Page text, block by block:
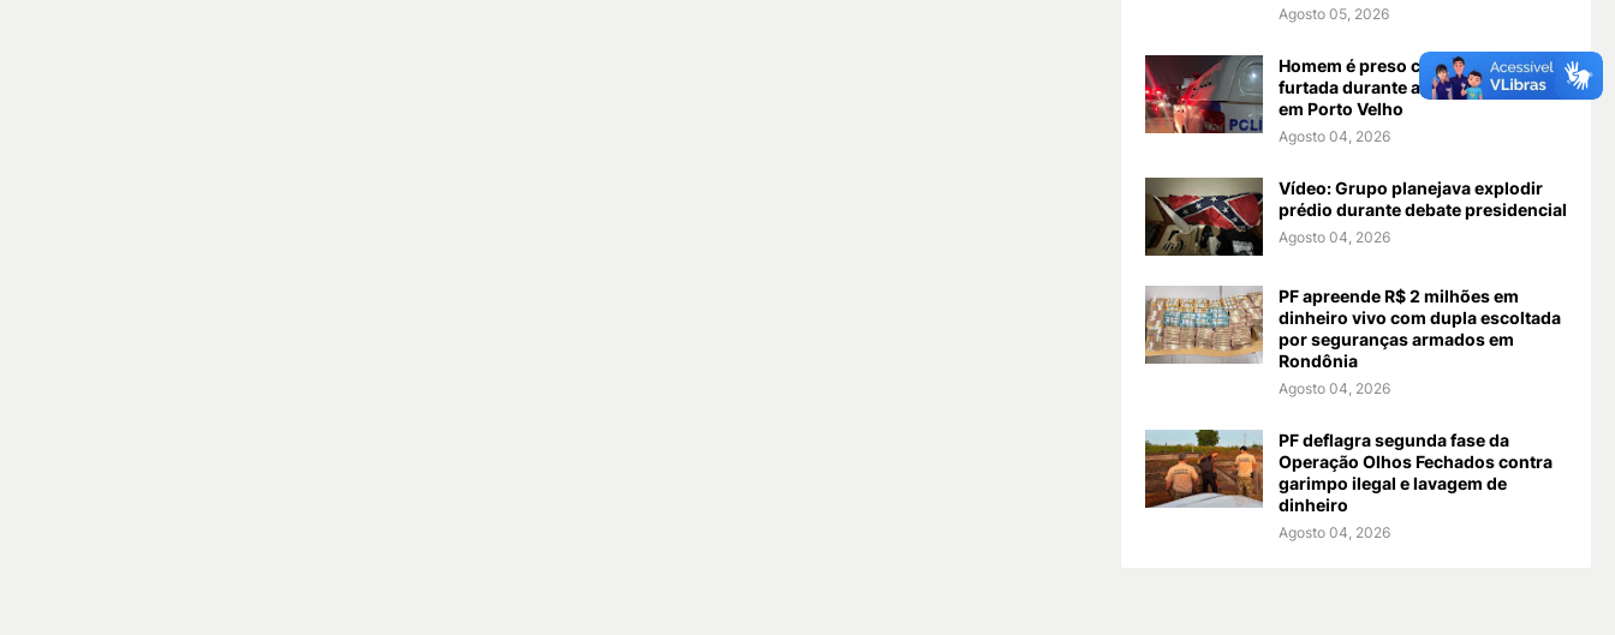
Agosto 05, 2026
Homem é preso com pistola
furtada durante abordagem da PM
em Porto Velho
Agosto 04, 2026
Vídeo: Grupo planejava explodir
prédio durante debate presidencial
Agosto 04, 2026
PF apreende R$ 2 milhões em
dinheiro vivo com dupla escoltada
por seguranças armados em
Rondônia
Agosto 04, 2026
PF deflagra segunda fase da
Operação Olhos Fechados contra
garimpo ilegal e lavagem de
dinheiro
Agosto 04, 2026